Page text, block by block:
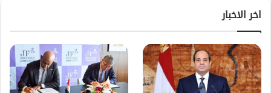
اخر الاخبار